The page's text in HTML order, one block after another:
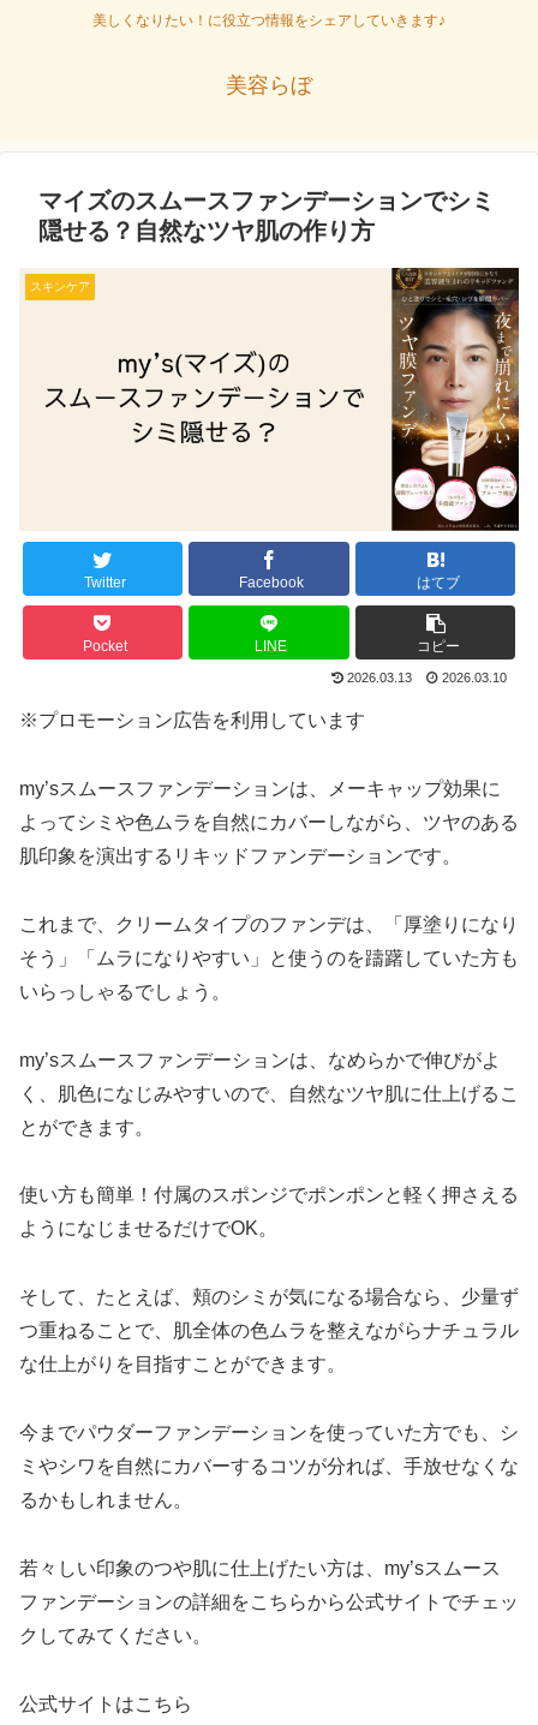
美しくなりたい！に役立つ情報をシェアしていきます♪
美容らぼ
マイズのスムースファンデーションでシミ
隠せる？自然なツヤ肌の作り方
スキンケア
Twitter Facebook はてブ
Pocket LINE コピー
2026.03.13 2026.03.10
※プロモーション広告を利用しています
my’sスムースファンデーションは、メーキャップ効果に
よってシミや色ムラを自然にカバーしながら、ツヤのある
肌印象を演出するリキッドファンデーションです。
これまで、クリームタイプのファンデは、「厚塗りになり
そう」「ムラになりやすい」と使うのを躊躇していた方も
いらっしゃるでしょう。
my’sスムースファンデーションは、なめらかで伸びがよ
く、肌色になじみやすいので、自然なツヤ肌に仕上げるこ
とができます。
使い方も簡単！付属のスポンジでポンポンと軽く押さえる
ようになじませるだけでOK。
そして、たとえば、頬のシミが気になる場合なら、少量ず
つ重ねることで、肌全体の色ムラを整えながらナチュラル
な仕上がりを目指すことができます。
今までパウダーファンデーションを使っていた方でも、シ
ミやシワを自然にカバーするコツが分れば、手放せなくな
るかもしれません。
若々しい印象のつや肌に仕上げたい方は、my’sスムース
ファンデーションの詳細をこちらから公式サイトでチェッ
クしてみてください。
公式サイトはこちら